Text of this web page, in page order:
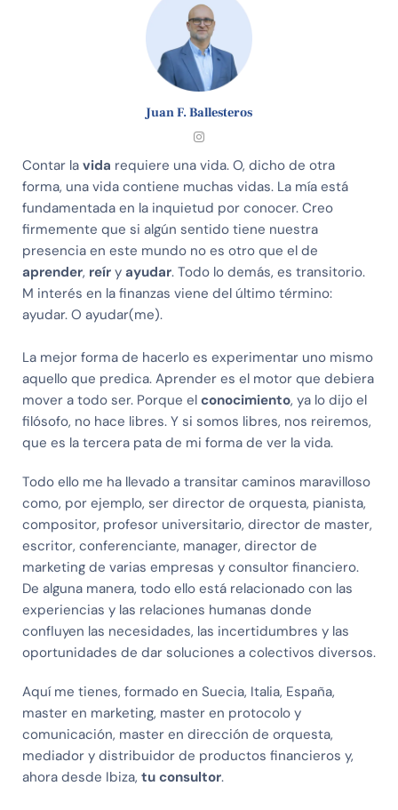
Juan F. Ballesteros
Contar la vida requiere una vida. O, dicho de otra
forma, una vida contiene muchas vidas. La mía está
fundamentada en la inquietud por conocer. Creo
firmemente que si algún sentido tiene nuestra
presencia en este mundo no es otro que el de
aprender, reír y ayudar. Todo lo demás, es transitorio.
M interés en la finanzas viene del último término:
ayudar. O ayudar(me).
La mejor forma de hacerlo es experimentar uno mismo
aquello que predica. Aprender es el motor que debiera
mover a todo ser. Porque el conocimiento, ya lo dijo el
filósofo, no hace libres. Y si somos libres, nos reiremos,
que es la tercera pata de mi forma de ver la vida.
Todo ello me ha llevado a transitar caminos maravilloso
como, por ejemplo, ser director de orquesta, pianista,
compositor, profesor universitario, director de master,
escritor, conferenciante, manager, director de
marketing de varias empresas y consultor financiero.
De alguna manera, todo ello está relacionado con las
experiencias y las relaciones humanas donde
confluyen las necesidades, las incertidumbres y las
oportunidades de dar soluciones a colectivos diversos.
Aquí me tienes, formado en Suecia, Italia, España,
master en marketing, master en protocolo y
comunicación, master en dirección de orquesta,
mediador y distribuidor de productos financieros y,
ahora desde Ibiza, tu consultor.